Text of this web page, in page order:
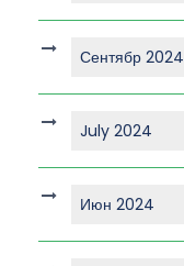
Сентябр 2024
July 2024
Июн 2024